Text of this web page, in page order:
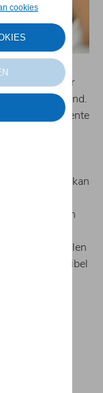
niet stil en er
wagens rond.
de meest recente
Audi nu
Android) kan
deze in een
wordt. Dit
in veel modellen
compatibel